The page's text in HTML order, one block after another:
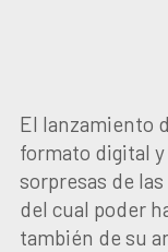
El lanzamiento
formato digital
sorpresas de
del cual poder
también de su